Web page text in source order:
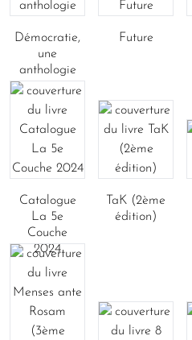
Démocratie,
une
anthologie
Future
Catalogue
La 5e
Couche
2024
TaK (2ème
édition)